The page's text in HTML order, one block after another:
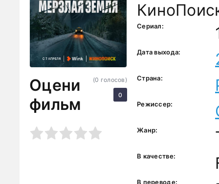
Оцени
фильм
5
(0 голосов)
0
Сериал:
Дата выхода:
Страна:
Режиссер:
Жанр:
В качестве:
В переводе: